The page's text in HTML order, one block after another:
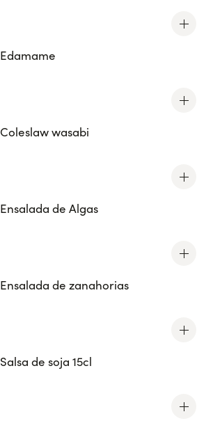
Edamame
Coleslaw wasabi
Ensalada de Algas
Ensalada de zanahorias
Salsa de soja 15cl